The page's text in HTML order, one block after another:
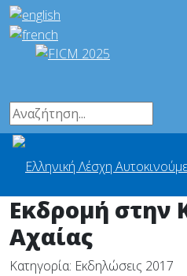
Εκδρομή στην
Αχαίας
Κατηγορία: Εκδηλώσεις 2017